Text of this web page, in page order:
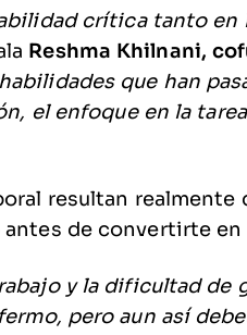
crítica tanto en
Reshma Khilnani,
que han
el enfoque en la
resultan
de convertirte en
y la dificultad de
pero aun así